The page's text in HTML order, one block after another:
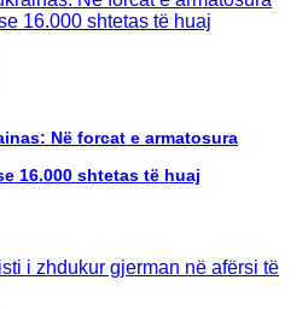
Në forcat e armatosura
16.000 shtetas të huaj